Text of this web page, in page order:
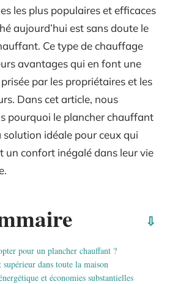
les plus populaires et efficaces
aujourd’hui est sans doute le
Ce type de chauffage
avantages qui en font une
par les propriétaires et les
Dans cet article, nous
pourquoi le plancher chauffant
solution idéale pour ceux qui
un confort inégalé dans leur vie
pour un plancher chauffant ?
dans toute la maison
et économies substantielles